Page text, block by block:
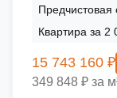
Предчистовая
Квартира за 2
15 743 160 ₽
349 848 ₽ за